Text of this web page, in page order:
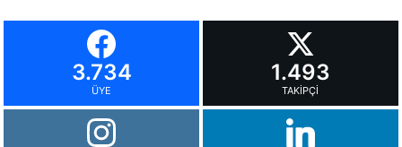
3.734
ÜYE
1.493
TAKIPÇI